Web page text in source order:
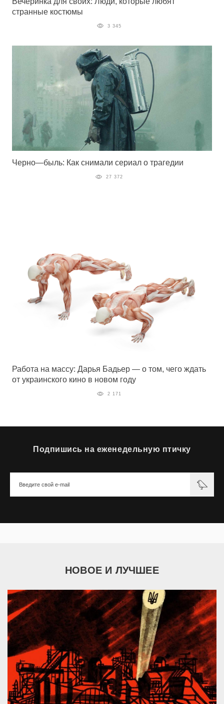
странные костюмы
3 345
Черно—быль: Как снимали сериал о трагедии
27 372
Работа на массу: Дарья Бадьер — о том, чего ждать
от украинского кино в новом году
2 171
Подпишись на еженедельную птичку
НОВОЕ И ЛУЧШЕЕ